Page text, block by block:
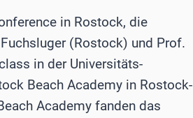
in Rostock, die
(Rostock) und Prof.
in der Universitäts-
Beach Academy in Rostock-
Academy fanden das